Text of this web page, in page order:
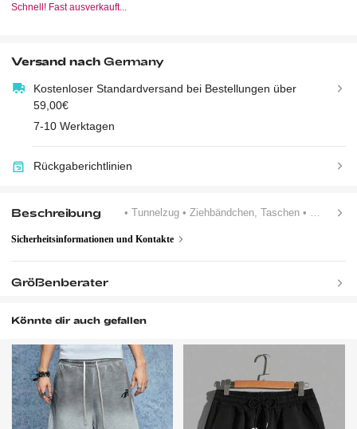
Schnell! Fast ausverkauft...
Versand nachGermany
Kostenloser Standardversand bei Bestellungen über
59,00€
7-10 Werktagen
Rückgaberichtlinien
Beschreibung • Tunnelzug • Ziehbändchen, Taschen • Tiere, Cartoons, Buchstaben
Sicherheitsinformationen und Kontakte
Größenberater
Könnte dir auch gefallen